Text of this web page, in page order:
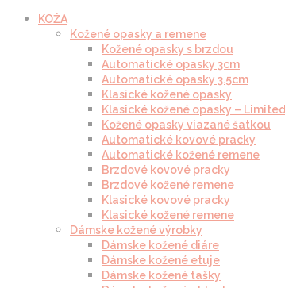
KOŽA
Kožené opasky a remene
Kožené opasky s brzdou
Automatické opasky 3cm
Automatické opasky 3.5cm
Klasické kožené opasky
Klasické kožené opasky – Limited
Kožené opasky viazané šatkou
Automatické kovové pracky
Automatické kožené remene
Brzdové kovové pracky
Brzdové kožené remene
Klasické kovové pracky
Klasické kožené remene
Dámske kožené výrobky
Dámske kožené diáre
Dámske kožené etuje
Dámske kožené tašky